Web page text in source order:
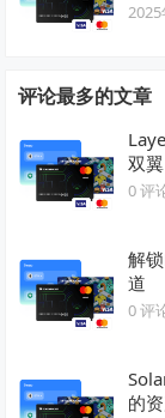
评论最多的文章
双翼
0 评
解
道
0 评
的